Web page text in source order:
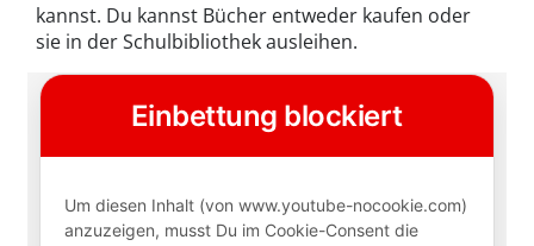
kannst. Du kannst Bücher entweder kaufen oder
sie in der Schulbibliothek ausleihen.